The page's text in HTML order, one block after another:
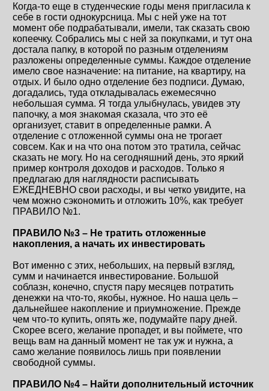
Когда-то еще в студенческие годы меня пригласила к
себе в гости однокурсница. Мы с ней уже на тот
момент обе подрабатывали, имели, так сказать свою
копеечку. Собрались мы с ней за покупками, и тут она
достала папку, в которой по разным отделениям
разложены определенные суммы. Каждое отделение
имело свое назначение: на питание, на квартиру, на
отдых. И было одно отделение без подписи. Думаю,
догадались, туда откладывалась ежемесячно
небольшая сумма. Я тогда улыбнулась, увидев эту
папочку, а моя знакомая сказала, что это её
организует, ставит в определенные рамки. А
отделение с отложенной суммы она не трогает
совсем. Как и на что она потом это тратила, сейчас
сказать не могу. Но на сегодняшний день, это яркий
пример контроля доходов и расходов. Только я
предлагаю для наглядности расписывать
ЕЖЕДНЕВНО свои расходы, и вы четко увидите, на
чем можно сэкономить и отложить 10%, как требует
ПРАВИЛО №1.
ПРАВИЛО №3 – Не тратить отложенные
накопления, а начать их инвестировать
Вот именно с этих, небольших, на первый взгляд,
сумм и начинается инвестирование. Большой
соблазн, конечно, спустя пару месяцев потратить
денежки на что-то, якобы, нужное. Но наша цель –
дальнейшее накопление и приумножение. Прежде
чем что-то купить, опять же, подумайте пару дней.
Скорее всего, желание пропадет, и вы поймете, что
вещь вам на данный момент не так уж и нужна, а
само желание появилось лишь при появлении
свободной суммы.
ПРАВИЛО №4 – Найти дополнительный источник